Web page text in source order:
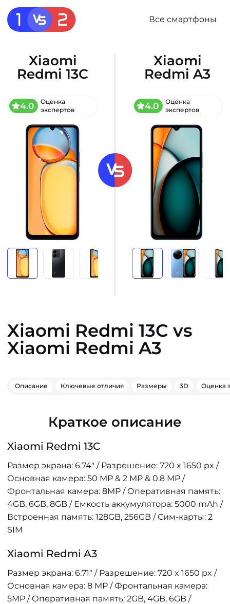
Все смартфоны
Xiaomi
Redmi 13C
4.0
Оценка
экспертов
Xiaomi
Redmi A3
4.0
Оценка
экспертов
Xiaomi Redmi 13C vs
Xiaomi Redmi A3
Описание Ключевые отличия Размеры 3D Оценка
Краткое описание
Xiaomi Redmi 13C
Размер экрана: 6.74" / Разрешение: 720 x 1650 px /
Основная камера: 50 MP & 2 MP & 0.8 MP /
Фронтальная камера: 8MP / Оперативная память:
4GB, 6GB, 8GB / Емкость аккумулятора: 5000 mAh /
Встроенная память: 128GB, 256GB / Сим-карты: 2
SIM
Xiaomi Redmi A3
Размер экрана: 6.71" / Разрешение: 720 x 1650 px /
Основная камера: 8 MP / Фронтальная камера:
5MP / Оперативная память: 2GB, 4GB, 6GB /